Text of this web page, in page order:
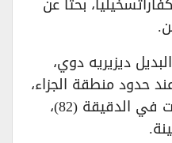
ديزيريه دوي،
حدود منطقة الجزاء،
ليسددها في شباك بريست في الدقيقة (82)،